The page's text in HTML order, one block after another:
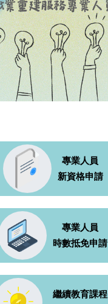
專業人員
新資格申請
專業人員
時數抵免申請
繼續教育課程